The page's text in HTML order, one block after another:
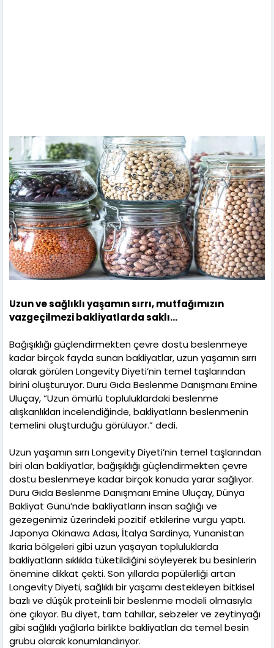
Uzun ve sağlıklı yaşamın sırrı, mutfağımızın
vazgeçilmezi bakliyatlarda saklı…
Bağışıklığı güçlendirmekten çevre dostu beslenmeye
kadar birçok fayda sunan bakliyatlar, uzun yaşamın sırrı
olarak görülen Longevity Diyeti’nin temel taşlarından
birini oluşturuyor. Duru Gıda Beslenme Danışmanı Emine
Uluçay, “Uzun ömürlü topluluklardaki beslenme
alışkanlıkları incelendiğinde, bakliyatların beslenmenin
temelini oluşturduğu görülüyor.” dedi.
Uzun yaşamın sırrı Longevity Diyeti’nin temel taşlarından
biri olan bakliyatlar, bağışıklığı güçlendirmekten çevre
dostu beslenmeye kadar birçok konuda yarar sağlıyor.
Duru Gıda Beslenme Danışmanı Emine Uluçay, Dünya
Bakliyat Günü’nde bakliyatların insan sağlığı ve
gezegenimiz üzerindeki pozitif etkilerine vurgu yaptı.
Japonya Okinawa Adası, İtalya Sardinya, Yunanistan
Ikaria bölgeleri gibi uzun yaşayan topluluklarda
bakliyatların sıklıkla tüketildiğini söyleyerek bu besinlerin
önemine dikkat çekti. Son yıllarda popülerliği artan
Longevity Diyeti, sağlıklı bir yaşamı destekleyen bitkisel
bazlı ve düşük proteinli bir beslenme modeli olmasıyla
öne çıkıyor. Bu diyet, tam tahıllar, sebzeler ve zeytinyağı
gibi sağlıklı yağlarla birlikte bakliyatları da temel besin
grubu olarak konumlandırıyor.